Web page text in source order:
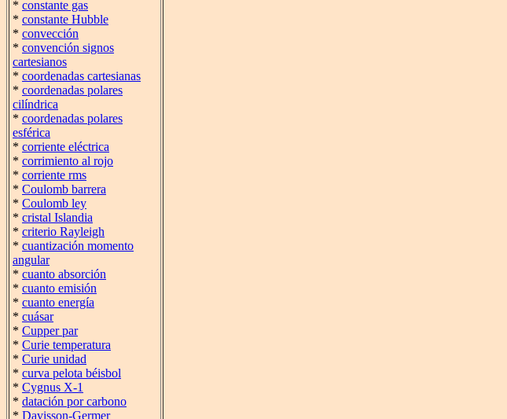
* constante gas
* constante Hubble
* convección
* convención signos
cartesianos
* coordenadas cartesianas
* coordenadas polares
cilíndrica
* coordenadas polares
esférica
* corriente eléctrica
* corrimiento al rojo
* corriente rms
* Coulomb barrera
* Coulomb ley
* cristal Islandia
* criterio Rayleigh
* cuantización momento
angular
* cuanto absorción
* cuanto emisión
* cuanto energía
* cuásar
* Cupper par
* Curie temperatura
* Curie unidad
* curva pelota béisbol
* Cygnus X-1
* datación por carbono
* Davisson-Germer